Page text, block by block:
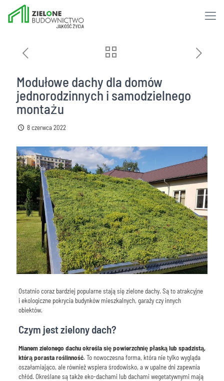
Modułowe dachy dla domów
jednorodzinnych i samodzielnego
montażu
8 czerwca 2022
Ostatnio coraz bardziej popularne stają się zielone dachy. Są to atrakcyjne
i ekologiczne pokrycia budynków mieszkalnych, garaży czy innych
obiektów.
Czym jest zielony dach?
Mianem zielonego dachu określa się powierzchnię płaską lub spadzistą,
którą porasta roślinność.To nowoczesna forma, która nie tylko wygląda
oszałamiająco, ale również wspiera środowisko, a w upalne dni zapewnia
chłód. Określane są także eko-dachami lub dachami wegetatywnymi mają